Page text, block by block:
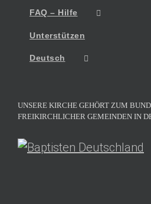
FAQ – Hilfe
Unterstützen
Deutsch
UNSERE KIRCHE GEHÖRT ZUM
FREIKIRCHLICHER GEMEINDEN IN